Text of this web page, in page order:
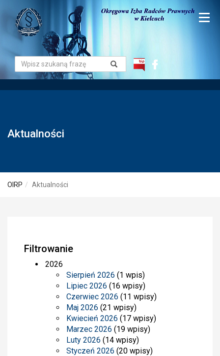
Aktualności
OIRP Aktualności
Filtrowanie
2026
Sierpień 2026 (1 wpis)
Lipiec 2026 (16 wpisy)
Czerwiec 2026 (11 wpisy)
Maj 2026 (21 wpisy)
Kwiecień 2026 (17 wpisy)
Marzec 2026 (19 wpisy)
Luty 2026 (14 wpisy)
Styczeń 2026 (20 wpisy)